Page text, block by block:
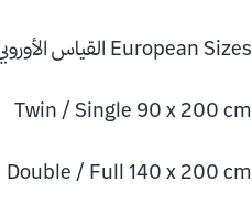
European Sizes القياس الأوروبي
Twin / Single 90 x 200 cm
Double / Full 140 x 200 cm